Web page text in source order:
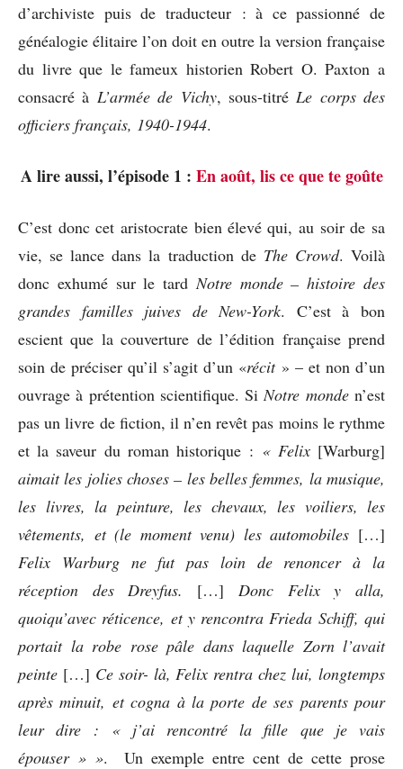
d’archiviste puis de traducteur : à ce passionné de
généalogie élitaire l’on doit en outre la version française
du livre que le fameux historien Robert O. Paxton a
consacré à L’armée de Vichy, sous-titré Le corps des
officiers français, 1940-1944.
A lire aussi, l’épisode 1 : En août, lis ce que te goûte
C’est donc cet aristocrate bien élevé qui, au soir de sa
vie, se lance dans la traduction de The Crowd. Voilà
donc exhumé sur le tard Notre monde – histoire des
grandes familles juives de New-York. C’est à bon
escient que la couverture de l’édition française prend
soin de préciser qu’il s’agit d’un «récit » – et non d’un
ouvrage à prétention scientifique. Si Notre monden’est
pas un livre de fiction, il n’en revêt pas moins le rythme
et la saveur du roman historique : « Felix [Warburg]
aimait les jolies choses – les belles femmes, la musique,
les livres, la peinture, les chevaux, les voiliers, les
vêtements, et (le moment venu) les automobiles […]
Felix Warburg ne fut pas loin de renoncer à la
réception des Dreyfus.
[…] Donc Felix y alla,
quoiqu’avec réticence, et y rencontra Frieda Schiff, qui
portait la robe rose pâle dans laquelle Zorn l’avait
peinte […] Ce soir- là, Felix rentra chez lui, longtemps
après minuit, et cogna à la porte de ses parents pour
leur dire : « j’ai rencontré la fille que je vais
épouser » ». Un exemple entre cent de cette prose